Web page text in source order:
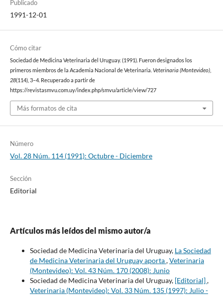
Publicado
1991-12-01
Cómo citar
Sociedad de Medicina Veterinaria del Uruguay. (1991). Fueron designados los
primeros miembros de la Academia Nacional de Veterinaria. Veterinaria (Montevideo),
28(114), 3–4. Recuperado a partir de
https://revistasmvu.com.uy/index.php/smvu/article/view/727
Más formatos de cita
Número
Vol. 28 Núm. 114 (1991): Octubre - Diciembre
Sección
Editorial
Artículos más leídos del mismo autor/a
Sociedad de Medicina Veterinaria del Uruguay, La Sociedad
de Medicina Veterinaria del Uruguay aporta,Veterinaria
(Montevideo): Vol. 43 Núm. 170 (2008): Junio
Sociedad de Medicina Veterinaria del Uruguay, [Editorial],
Veterinaria (Montevideo): Vol. 33 Núm. 135 (1997): Julio -